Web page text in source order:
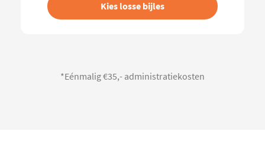
Kies losse bijles
*Eénmalig €35,- administratiekosten